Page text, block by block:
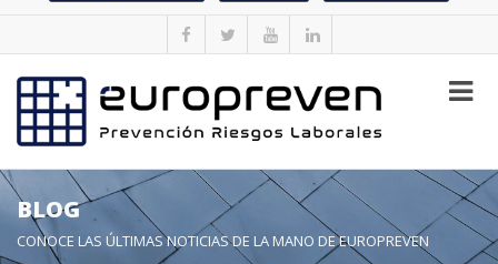
BLOG
CONOCE LAS ÚLTIMAS NOTICIAS DE LA MANO DE EUROPREVEN